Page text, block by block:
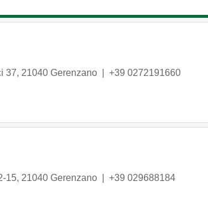
37, 21040 Gerenzano +39 0272191660
15, 21040 Gerenzano +39 029688184